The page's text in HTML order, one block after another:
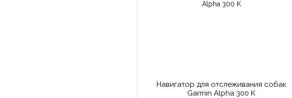
Навигатор для отслеживания собак
Garmin Alpha 300 K